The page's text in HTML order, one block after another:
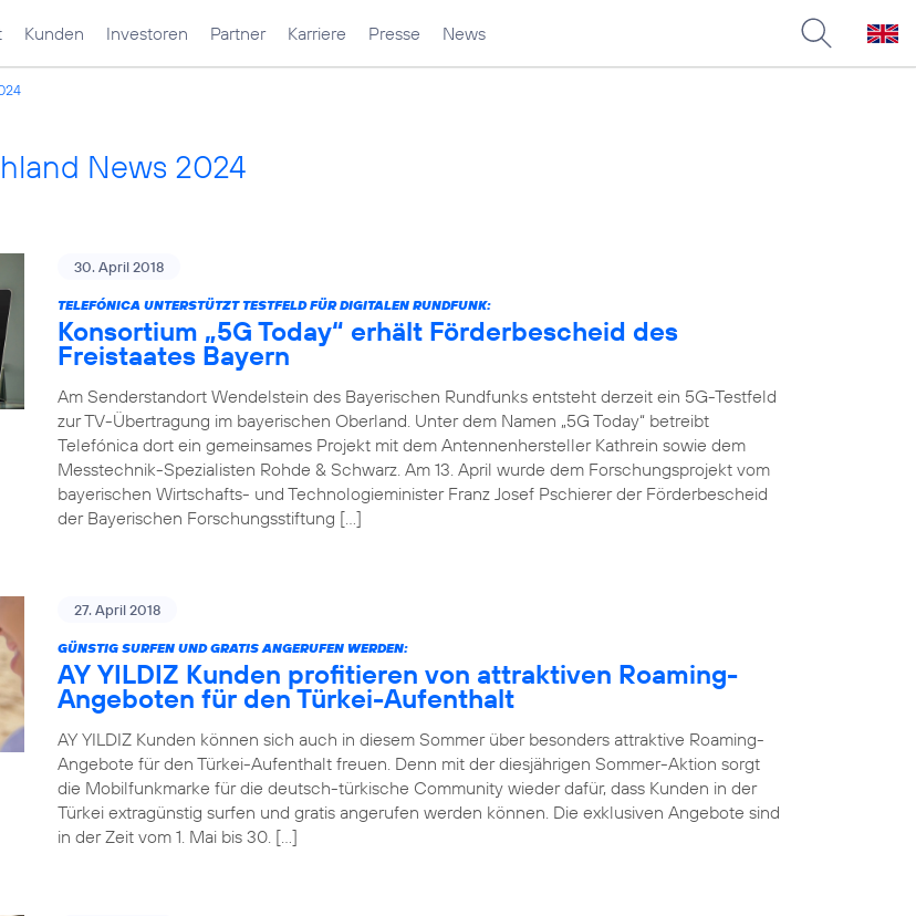
Kunden Investoren Partner Karriere Presse News
News 2024
30. April 2018
TELEFÓNICA UNTERSTÜTZT TESTFELD FÜR DIGITALEN RUNDFUNK:
Konsortium „5G Today“ erhält Förderbescheid des
Freistaates Bayern
Am Senderstandort Wendelstein des Bayerischen Rundfunks entsteht derzeit ein 5G-Testfeld
zur TV-Übertragung im bayerischen Oberland. Unter dem Namen „5G Today“ betreibt
Telefónica dort ein gemeinsames Projekt mit dem Antennenhersteller Kathrein sowie dem
Messtechnik-Spezialisten Rohde & Schwarz. Am 13. April wurde dem Forschungsprojekt vom
bayerischen Wirtschafts- und Technologieminister Franz Josef Pschierer der Förderbescheid
der Bayerischen Forschungsstiftung […]
27. April 2018
GÜNSTIG SURFEN UND GRATIS ANGERUFEN WERDEN:
AY YILDIZ Kunden profitieren von attraktiven Roaming-
Angeboten für den Türkei-Aufenthalt
AY YILDIZ Kunden können sich auch in diesem Sommer über besonders attraktive Roaming-
Angebote für den Türkei-Aufenthalt freuen. Denn mit der diesjährigen Sommer-Aktion sorgt
die Mobilfunkmarke für die deutsch-türkische Community wieder dafür, dass Kunden in der
Türkei extragünstig surfen und gratis angerufen werden können. Die exklusiven Angebote sind
in der Zeit vom 1. Mai bis 30. […]